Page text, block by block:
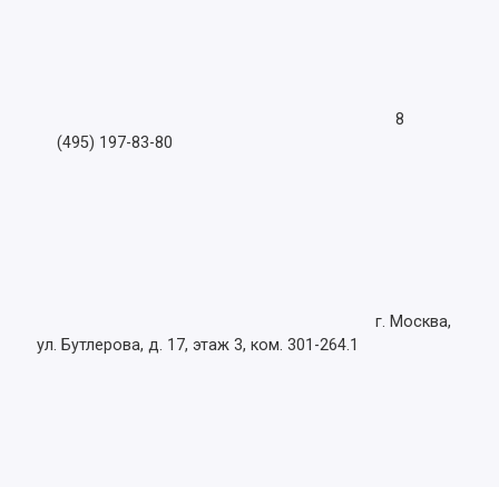
8
(495) 197-83-80
г. Москва,
ул. Бутлерова, д. 17, этаж 3, ком. 301-264.1